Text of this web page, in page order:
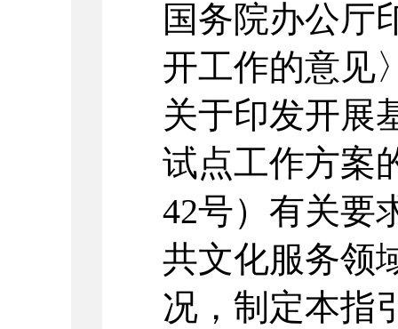
国务院办公厅
开工作的意见
关于印发开展
试点工作方案
42号）有关要
共文化服务领
况，制定本指